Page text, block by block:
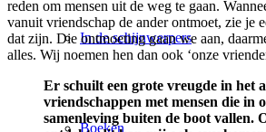
In de schijnwerpers
Boeken
reden om mensen uit de weg te gaan.
vanuit vriendschap de ander ontmoet, zie je
dat zijn. Die ontmoeting gaan we aan,
alles. Wij noemen hen dan ook ‘onze
Er schuilt een grote vreugde in het
vriendschappen met mensen die in
samenleving buiten de boot vallen.